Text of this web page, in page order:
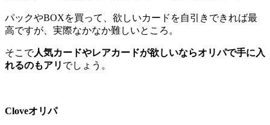
パックやBOXを買って、欲しいカードを自引きできれば最
高ですが、実際なかなか難しいところ。
そこで人気カードやレアカードが欲しいならオリパで手に入
れるのもアリ でしょう。
Cloveオリパ